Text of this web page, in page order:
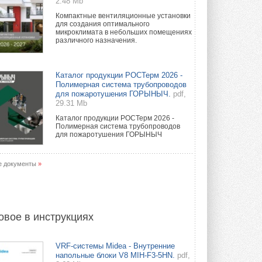
Компактные вентиляционные установки
для создания оптимального
микроклимата в небольших помещениях
различного назначения.
Каталог продукции РОСТерм 2026 -
Полимерная система трубопроводов
для пожаротушения ГОРЫНЫЧ.
pdf,
29.31 Mb
Каталог продукции РОСТерм 2026 -
Полимерная система трубопроводов
для пожаротушения ГОРЫНЫЧ
документы »
в инструкциях
VRF-системы Midea - Внутренние
напольные блоки V8 MIH-F3-5HN. pdf,